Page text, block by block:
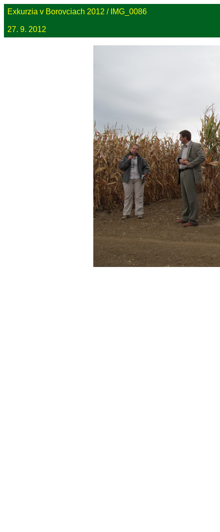
Exkurzia v Borovciach 2012 / IMG_0086
27. 9. 2012